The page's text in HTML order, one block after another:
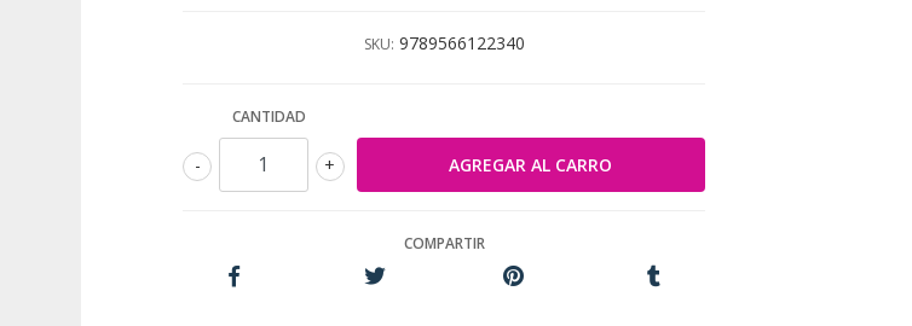
SKU: 9789566122340
CANTIDAD
+
-
COMPARTIR